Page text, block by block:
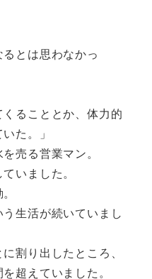
るとは思わなかっ
くることとか、体力的
た。」
売る営業マン。
いました。
生活が続いていまし
割り出したところ、
超えていました。